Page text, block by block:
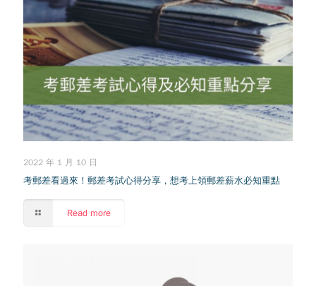
2022 年 1 月 10 日
考郵差看過來！郵差考試心得分享，想考上領郵差薪水必知重點
Read more